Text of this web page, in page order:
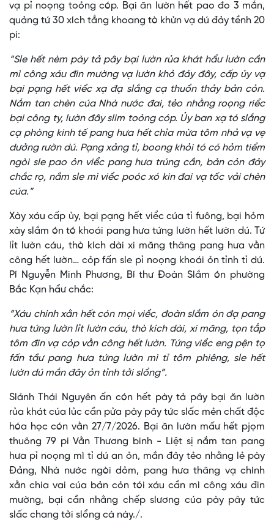
vạ pỉ noọng toỏng cóp. Bại ăn lườn hết pao đo 3 mắn,
quảng tứ 30 xích tẳng khoang tò khửn vạ dú đảy tềnh 20
pi:
“Sle hết nèm pày tả pây bại lườn rủa khát hẩư lườn cần
mì công xáu đin mường vạ lườn khỏ đảy đây, cấp ủy vạ
bại pạng hết viểc xạ đạ slắng cạ thuổn thảy bản cỏn.
Nắm tan chèn cúa Nhà nước đai, tẻo nhằng roọng riểc
bại công ty, lườn đây slim toỏng cóp. Ủy ban xạ tó slắng
cạ phòng kinh tế pang hưa hết chỉa mừa tôm nhả vạ vẹ
dưởng rườn dú. Pạng xảng tỉ, boong khỏi tó có hỏm tiểm
ngòi sle pao ỏn viểc pang hưa trúng cần, bản cỏn đảy
chắc rọ, nắm sle mì viểc poóc xó kin đai vạ tốc vải chèn
cúa.”
Xày xáu cấp ủy, bại pạng hết viểc cúa tỉ fuông, bại hỏm
xày slắm ón tó khoái pang hưa tứng lườn hết lườn dú. Tứ
lỉt lườn cáu, thò kích dài xi măng thâng pang hưa vằn
công hết lườn… cỏp fấn sle pỉ noọng khoái ỏn tỉnh tỉ dú.
Pí Nguyễn Minh Phương, Bí thư Đoàn Slắm ón phường
Bắc Kạn hẩư chắc:
“Xáu chính xằn hết cón mọi viểc, đoàn slắm ón đạ pang
hưa tứng lườn lỉt lườn cáu, thò kích dài, xi măng, tọn tẳp
tôm đin vạ cỏp vằn công hết lườn. Tứng viểc eng pện tọ
fấn tầư pang hưa tứng lườn mì tỉ tôm phiêng, sle hết
lườn dú mắn đây ỏn tỉnh tởi slổng”.
Slảnh Thái Nguyên ấn cón hết pày tả pây bại ăn lườn
rủa khát cúa lủc cần pửa pày pây tức slấc mẻn chất độc
hóa học cón vằn 27/7/2026. Bại ăn lườn mấư hết pjọm
thuông 79 pi Vằn Thương binh - Liệt sị nắm tan pang
hưa pỉ noọng mì tỉ dú an ỏn, mắn đây tẻo nhằng lẻ pày
Đảng, Nhà nước ngòi dỏm, pang hưa thâng vạ chính
xằn chia vai cúa bản cỏn tói xáu cần mì công xáu đin
mường, bại cần nhằng chếp slương cúa pày pây tức
slấc chang tởi slổng cà này./.